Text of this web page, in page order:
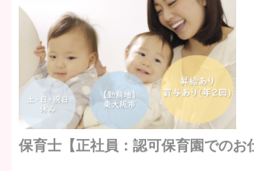
提供する個人情報の項目ユーザーから取得
履歴ほか、閲覧・検索・ブックマーク等あ
る情報を含む）のうち、利用目的の達成に
します。
提供の手段又は方法書面もしくは電磁的な
保育士【正社員：認可保育園でのお